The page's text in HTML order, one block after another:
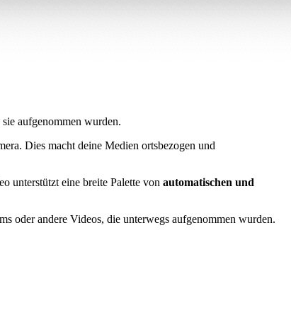
aufgenommen wurden.
Dies macht deine Medien ortsbezogen und
unterstützt eine breite Palette von automatischen und
oder andere Videos, die unterwegs aufgenommen wurden.